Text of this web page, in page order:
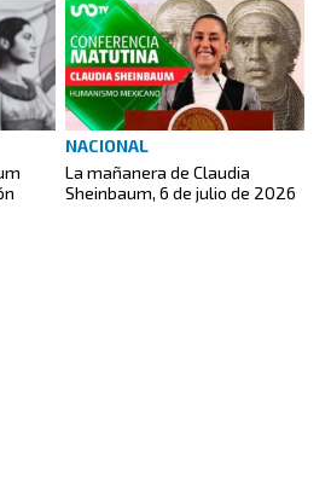
NACIONAL
La mañanera de Claudia
Sheinbaum, 6 de julio de 2026